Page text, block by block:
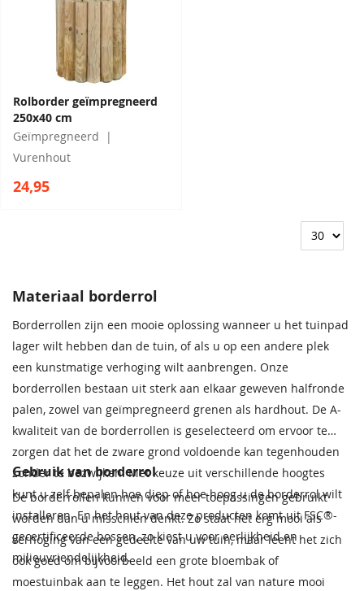
Rolborder geïmpregneerd
250x40 cm
Geïmpregneerd
Vurenhout
24,95
Materiaal borderrol
Borderrollen zijn een mooie oplossing wanneer u het tuinpad
lager wilt hebben dan de tuin, of als u op een andere plek
een kunstmatige verhoging wilt aanbrengen. Onze
borderrollen bestaan uit sterk aan elkaar geweven halfronde
palen, zowel van geïmpregneerd grenen als hardhout. De A-
kwaliteit van de borderrollen is geselecteerd om ervoor te
zorgen dat het de zware grond voldoende kan tegenhouden
zonder te bezwijken. Met keuze uit verschillende hoogtes
kunt u zelf bepalen hoe diep of hoe hoog u de borderrol wilt
installeren. En het hout van deze producten komt uit FSC®-
gecertificeerde bossen, zo kiest u voor eerlijkheid en
milieuvriendelijkheid.
Gebruik van borderrol
De borderrollen kunnen voor meer toepassingen gebruikt
worden dan u misschien denkt. Zo staat het erg mooi als
verhoging van een gedeelte van uw tuin, maar leent het zich
ook goed om bijvoorbeeld een grote bloembak of
moestuinbak aan te leggen. Het hout zal van nature mooi